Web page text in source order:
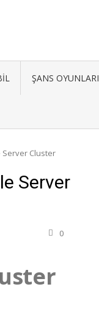
ŞANS OYUNLARI
Server Cluster
Server
0